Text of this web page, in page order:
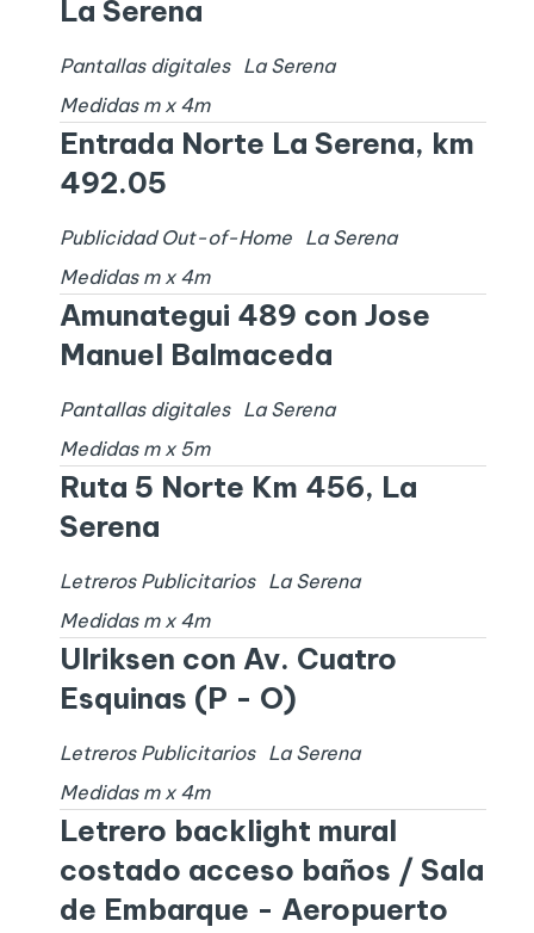
La Serena
Pantallas digitales
La Serena
Medidas m x 4m
Entrada Norte La Serena, km
492.05
Publicidad Out-of-Home
La Serena
Medidas m x 4m
Amunategui 489 con Jose
Manuel Balmaceda
Pantallas digitales
La Serena
Medidas m x 5m
Ruta 5 Norte Km 456, La
Serena
Letreros Publicitarios
La Serena
Medidas m x 4m
Ulriksen con Av. Cuatro
Esquinas (P - O)
Letreros Publicitarios
La Serena
Medidas m x 4m
Letrero backlight mural
costado acceso baños / Sala
de Embarque - Aeropuerto